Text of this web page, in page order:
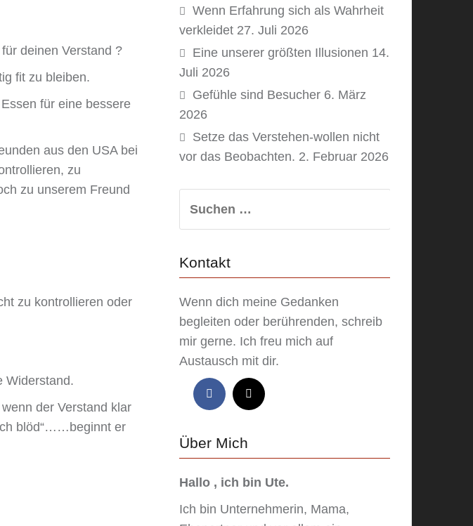
deinen Verstand ?
fit zu bleiben.
für eine bessere
aus den USA bei
zu
zu unserem Freund
zu kontrollieren oder
Widerstand.
der Verstand klar
blöd“……beginnt er
Wenn Erfahrung sich als Wahrheit
verkleidet 27. Juli 2026
Eine unserer größten Illusionen 14.
Juli 2026
Gefühle sind Besucher 6. März
2026
Setze das Verstehen-wollen nicht
vor das Beobachten. 2. Februar 2026
nach:
Kontakt
Wenn dich meine Gedanken
begleiten oder berührenden, schreib
mir gerne. Ich freu mich auf
Austausch mit dir.
Über Mich
Hallo , ich bin Ute.
Ich bin Unternehmerin, Mama,